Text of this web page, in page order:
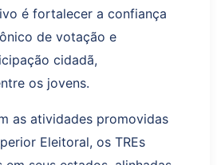
é fortalecer a confiança
de votação e
cidadã,
os jovens.
as atividades promovidas
Eleitoral, os TREs